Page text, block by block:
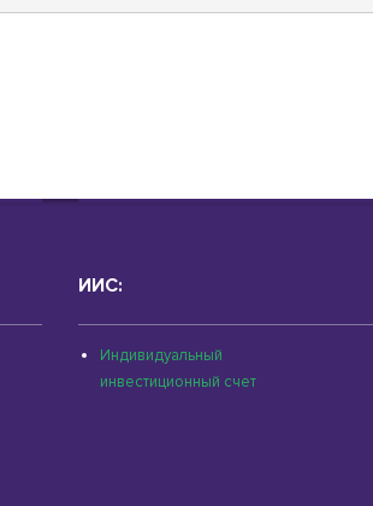
ИИС:
Индивидуальный
инвестиционный счет